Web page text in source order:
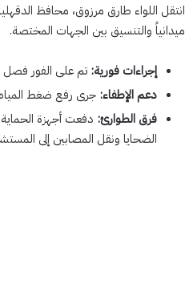
انتقل اللواء طارق مرزوق، محافظ
ميدانياً والتنسيق بين الجهات المختصة.
إجراءات فورية: تم على الفور فصل
دعم الإطفاء: جرى رفع ضغط المياه
فرق الطوارئ: دفعت أجهزة الحماية
الضحايا ونقل المصابين إلى